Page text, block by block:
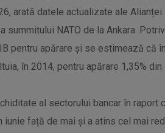
arată datele actualizate ale
summitului NATO de la Ankara.
pentru apărare și se estimează că
în 2014, pentru apărare 1,35% din
al sectorului bancar în raport
iunie față de mai și a atins cel mai